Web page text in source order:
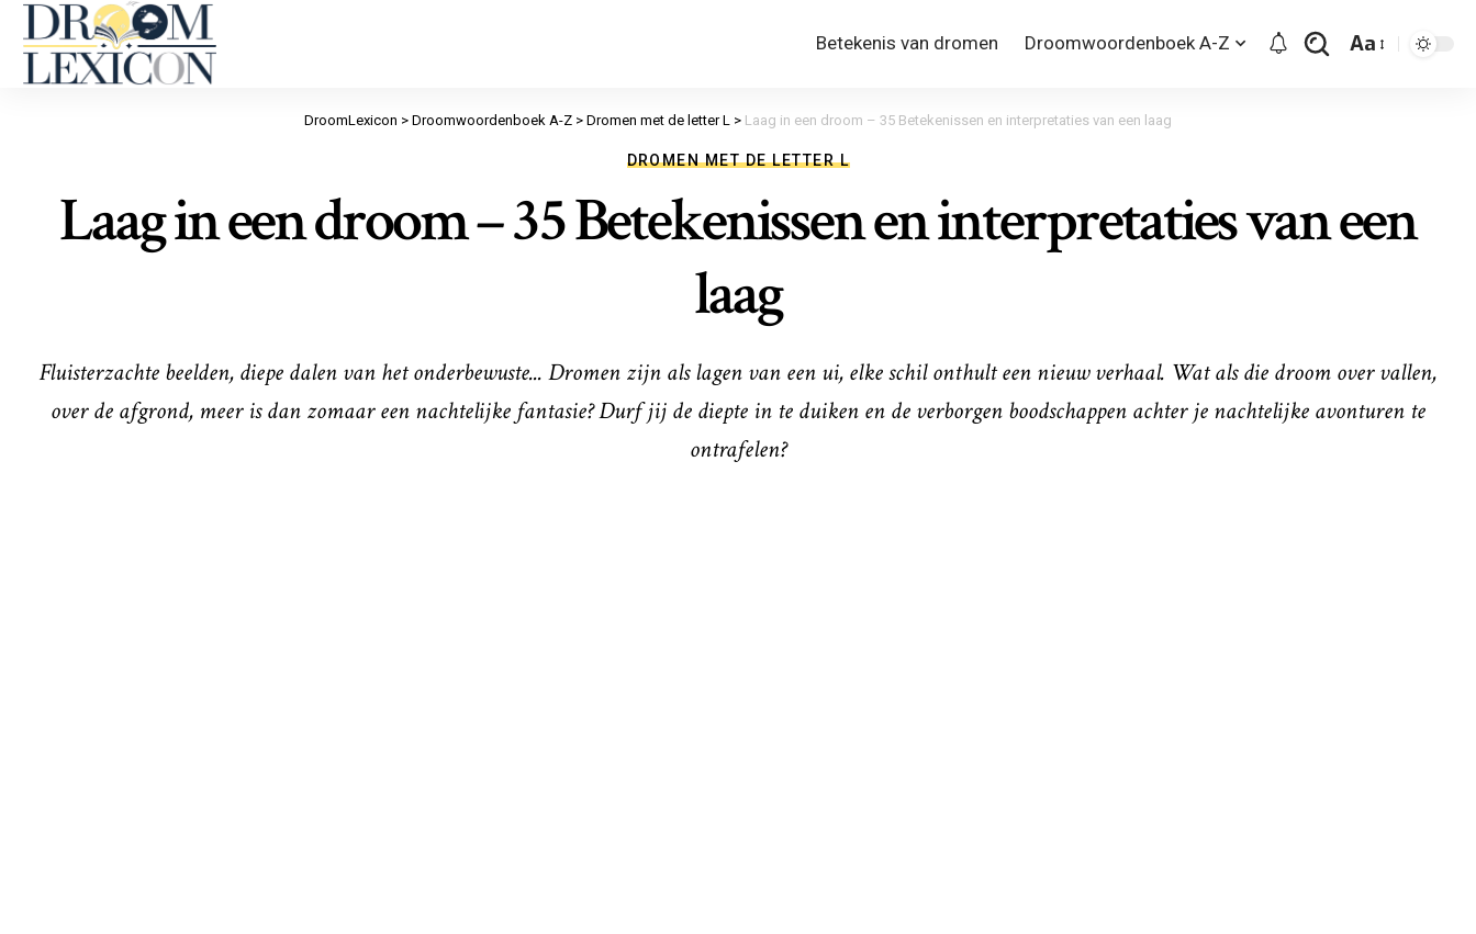
Betekenis van dromen Droomwoordenboek A-Z Aa
DroomLexicon > Droomwoordenboek A-Z > Dromen met de letter L > Laag in een droom – 35 Betekenissen en interpretaties van een laag
DROMEN MET DE LETTER L
Laag in een droom – 35 Betekenissen en interpretaties van een
laag
Fluisterzachte beelden, diepe dalen van het onderbewuste... Dromen zijn als lagen van een ui, elke schil onthult een nieuw verhaal. Wat als die droom over vallen,
over de afgrond, meer is dan zomaar een nachtelijke fantasie? Durf jij de diepte in te duiken en de verborgen boodschappen achter je nachtelijke avonturen te
ontrafelen?